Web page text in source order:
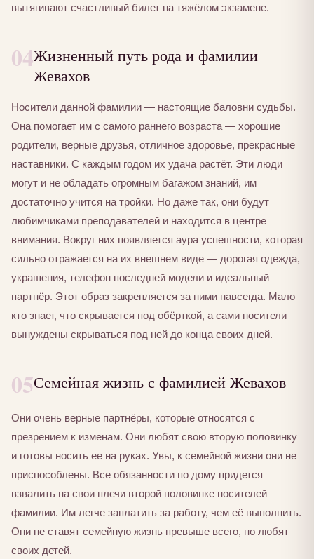
вытягивают счастливый билет на тяжёлом экзамене.
04Жизненный путь рода и фамилии
Жевахов
Носители данной фамилии — настоящие баловни судьбы.
Она помогает им с самого раннего возраста — хорошие
родители, верные друзья, отличное здоровье, прекрасные
наставники. С каждым годом их удача растёт. Эти люди
могут и не обладать огромным багажом знаний, им
достаточно учится на тройки. Но даже так, они будут
любимчиками преподавателей и находится в центре
внимания. Вокруг них появляется аура успешности, которая
сильно отражается на их внешнем виде — дорогая одежда,
украшения, телефон последней модели и идеальный
партнёр. Этот образ закрепляется за ними навсегда. Мало
кто знает, что скрывается под обёрткой, а сами носители
вынуждены скрываться под ней до конца своих дней.
05Семейная жизнь с фамилией Жевахов
Они очень верные партнёры, которые относятся с
презрением к изменам. Они любят свою вторую половинку
и готовы носить ее на руках. Увы, к семейной жизни они не
приспособлены. Все обязанности по дому придется
взвалить на свои плечи второй половинке носителей
фамилии. Им легче заплатить за работу, чем её выполнить.
Они не ставят семейную жизнь превыше всего, но любят
своих детей.